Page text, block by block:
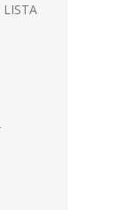
LISTA